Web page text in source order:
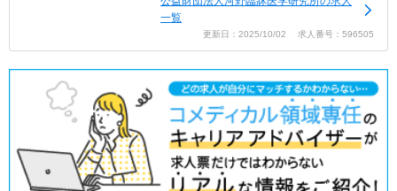
一覧
更新日：2025/10/02 求人番号：596505